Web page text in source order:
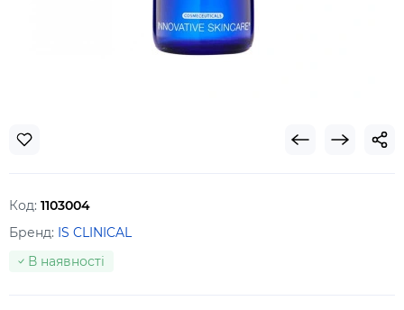
Код: 1103004
Бренд: IS CLINICAL
В наявності